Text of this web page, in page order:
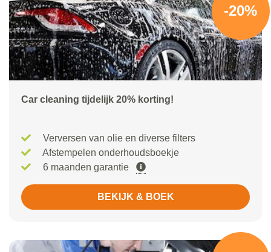
-20%
Car cleaning tijdelijk 20% korting!
Verversen van olie en diverse filters
Afstempelen onderhoudsboekje
6 maanden garantie
BEKIJK & BOEK